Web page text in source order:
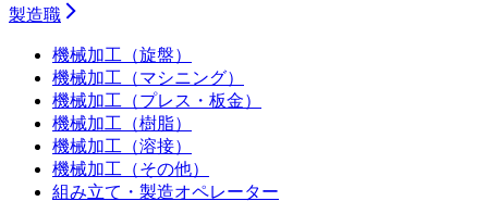
製造職
機械加工（旋盤）
機械加工（マシニング）
機械加工（プレス・板金）
機械加工（樹脂）
機械加工（溶接）
機械加工（その他）
組み立て・製造オペレーター